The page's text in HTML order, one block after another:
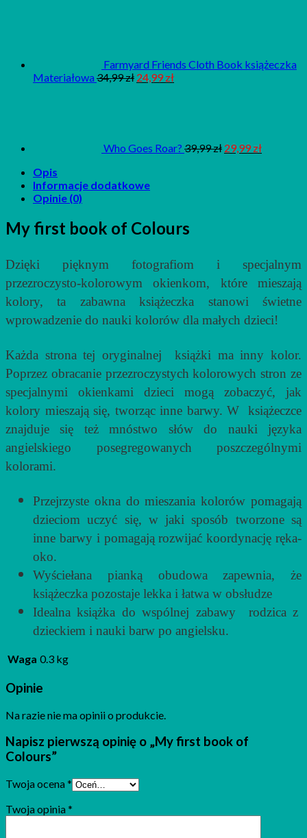
Farmyard Friends Cloth Book książeczka
Materiałowa34,99zł 24,99zł
Who Goes Roar? 39,99zł 29,99zł
Opis
Informacje dodatkowe
Opinie (0)
My first book of Colours
Dzięki pięknym fotografiom i specjalnym
przezroczysto-kolorowym okienkom, które mieszają
kolory, ta zabawna książeczka stanowi świetne
wprowadzenie do nauki kolorów dla małych dzieci!
Każda strona tej oryginalnej książki ma inny kolor.
Poprzez obracanie przezroczystych kolorowych stron ze
specjalnymi okienkami dzieci mogą zobaczyć, jak
kolory mieszają się, tworząc inne barwy. W książeczce
znajduje się też mnóstwo słów do nauki języka
angielskiego posegregowanych poszczególnymi
kolorami.
Przejrzyste okna do mieszania kolorów pomagają
dzieciom uczyć się, w jaki sposób tworzone są
inne barwy i pomagają rozwijać koordynację ręka-
oko.
Wyściełana pianką obudowa zapewnia, że
książeczka pozostaje lekka i łatwa w obsłudze
Idealna książka do wspólnej zabawy rodzica z
dzieckiem i nauki barw po angielsku.
Waga 0.3 kg
Opinie
Na razie nie ma opinii o produkcie.
Napisz pierwszą opinię o „My first book of
Colours”
Twoja ocena*
Twoja opinia*